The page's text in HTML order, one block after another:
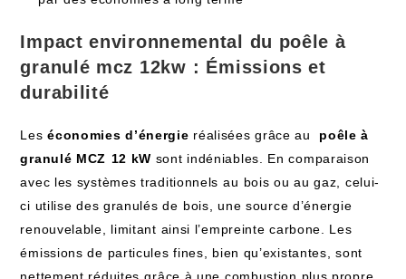
Impact environnemental​ du poêle ‍à
granulé mcz 12kw ⁢: Émissions et
durabilité
Leséconomies d’énergie réalisées grâce au ‍ poêle à
granulé ‍MCZ ⁤12 kW sont indéniables. ‌En comparaison
avec les systèmes traditionnels‌ au ⁣bois ‌ou au gaz, celui-
ci​ utilise des granulés de ⁢bois, une source ‍d’énergie
renouvelable, limitant ainsi l’empreinte carbone. Les
émissions de particules fines, bien qu’existantes, sont